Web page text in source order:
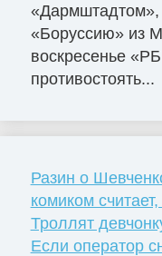
«Дармштадтом»,
«Боруссию» из
воскресенье
противостоять...
Разин о
комиком
Троллят
Если оператор